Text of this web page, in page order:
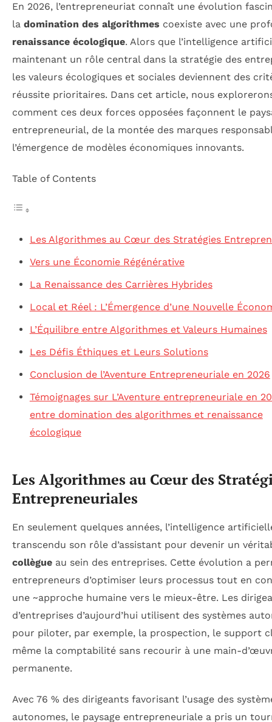
En 2026, l’entrepreneuriat connaît une évolution
la domination des algorithmes coexiste avec une
renaissance écologique. Alors que l’intelligence
maintenant un rôle central dans la stratégie des
les valeurs écologiques et sociales deviennent des
réussite prioritaires. Dans cet article, nous
comment ces deux forces opposées façonnent le
entrepreneurial, de la montée des marques
l’émergence de modèles économiques innovants.
Table of Contents
Les Algorithmes au Cœur des Stratégies
Vers une Économie Régénérative
La Renaissance des Carrières Hybrides
Local et Réel : L’Émergence d’une Nouvelle
L’Équilibre entre Algorithmes et Valeurs Humaines
Les Défis Éthiques et Leurs Solutions
Conclusion de l’Aventure Entrepreneuriale en 2026
Témoignages sur L’Aventure entrepreneuriale en
entre domination des algorithmes et renaissance
écologique
Les Algorithmes au Cœur des
Entrepreneuriales
En seulement quelques années, l’intelligence
transcendu son rôle d’assistant pour devenir un
collègue au sein des entreprises. Cette évolution a
entrepreneurs d’optimiser leurs processus tout en
une ~approche humaine vers le mieux-être. Les
d’entreprises d’aujourd’hui utilisent des systèmes
pour piloter, par exemple, la prospection, le support
même la comptabilité sans recourir à une main-
permanente.
Avec 76 % des dirigeants favorisant l’usage des
autonomes, le paysage entrepreneuriale a pris un